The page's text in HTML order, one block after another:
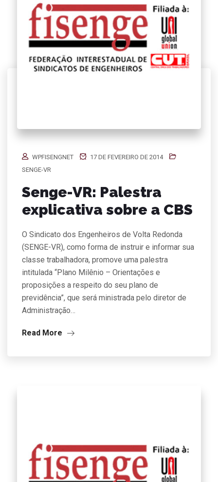
WPFISENGNET
17 DE FEVEREIRO DE 2014
SENGE-VR
Senge-VR: Palestra
explicativa sobre a CBS
O Sindicato dos Engenheiros de Volta Redonda
(SENGE-VR), como forma de instruir e informar sua
classe trabalhadora, promove uma palestra
intitulada “Plano Milênio – Orientações e
proposições a respeito do seu plano de
previdência”, que será ministrada pelo diretor de
Administração…
Read More